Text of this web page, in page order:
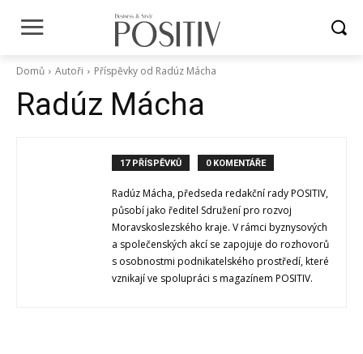
Domů Autoři Příspěvky od Radúz Mácha
Radúz Mácha
17 PŘÍSPĚVKŮ 0 KOMENTÁŘE
Radúz Mácha, předseda redakční rady POSITIV,
působí jako ředitel Sdružení pro rozvoj
Moravskoslezského kraje. V rámci byznysových
a společenských akcí se zapojuje do rozhovorů
s osobnostmi podnikatelského prostředí, které
vznikají ve spolupráci s magazínem POSITIV.